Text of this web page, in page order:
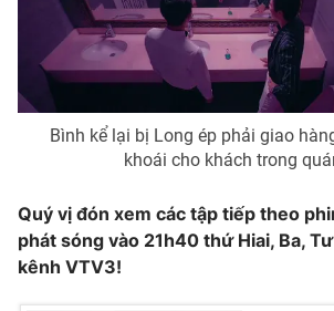
Bình kể lại bị Long ép phải giao
khoái cho khách trong
Quý vị đón xem các tập tiếp theo
phát sóng vào 21h40 thứ Hiai, Ba,
kênh VTV3!